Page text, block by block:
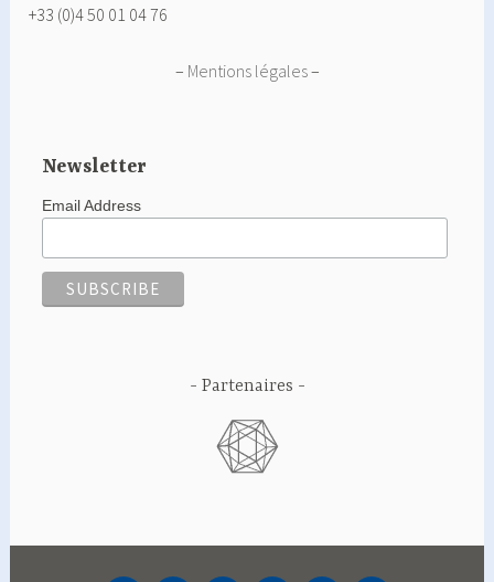
+33 (0)4 50 01 04 76
– Mentions légales–
Newsletter
Email Address
Partenaires